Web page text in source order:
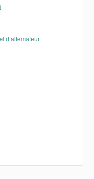
d’alternateur